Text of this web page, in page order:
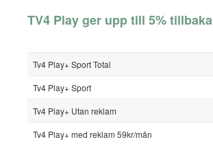
TV4 Play ger upp till 5% tillbaka
Tv4 Play+ Sport Total
Tv4 Play+ Sport
Tv4 Play+ Utan reklam
Tv4 Play+ med reklam 59kr/mån